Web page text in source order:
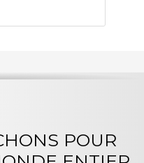
POUR